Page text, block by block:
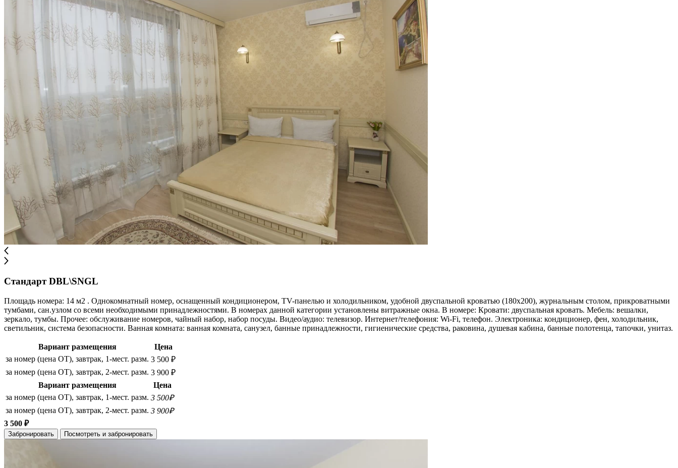
Стандарт DBL\SNGL
Площадь номера: 14 м2 . Однокомнатный номер, оснащенный кондиционером, TV-панелью и холодильником, удобной двуспальной кроватью (180х200), журнальным столом, прикроватными
тумбами, сан.узлом со всеми необходимыми принадлежностями. В номерах данной категории установлены витражные окна. В номере: Кровати: двуспальная кровать. Мебель: вешалки,
зеркало, тумбы. Прочее: обслуживание номеров, чайный набор, набор посуды. Видео/аудио: телевизор. Интернет/телефония: Wi-Fi, телефон. Электроника: кондиционер, фен, холодильник,
светильник, система безопасности. Ванная комната: ванная комната, санузел, банные принадлежности, гигиенические средства, раковина, душевая кабина, банные полотенца, тапочки, унитаз.
Вариант размещения
Цена
за номер (цена ОТ), завтрак, 1-мест. разм. 3 500 ₽
за номер (цена ОТ), завтрак, 2-мест. разм. 3 900 ₽
Вариант размещения
Цена
за номер (цена ОТ), завтрак, 1-мест. разм. 3 500₽
за номер (цена ОТ), завтрак, 2-мест. разм. 3 900₽
3 500 ₽
Забронировать Посмотреть и забронировать